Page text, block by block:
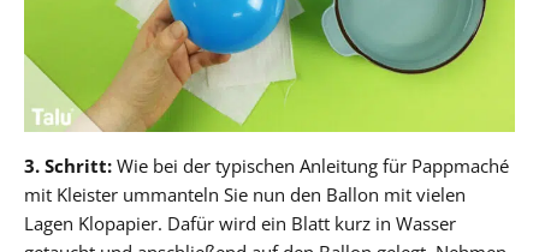
3. Schritt: Wie bei der typischen Anleitung für Pappmaché
mit Kleister ummanteln Sie nun den Ballon mit vielen
Lagen Klopapier. Dafür wird ein Blatt kurz in Wasser